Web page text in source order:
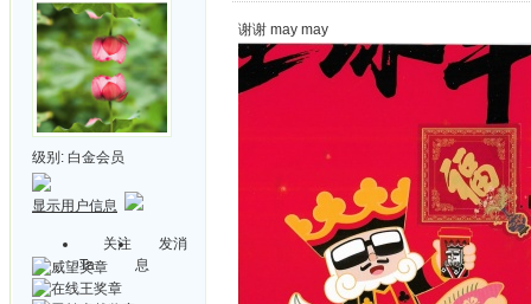
级别: 白金会员
显示用户信息
关注
Ta
发消
息
谢谢 may may